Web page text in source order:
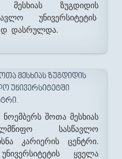
ზუგდიდის
უნივერსიტეტის
დასრულდა.
ᲛᲔᲡᲮᲘᲐᲡ ᲖᲣᲒᲓᲘᲓᲘᲡ
ᲣᲜᲘᲕᲔᲠᲡᲘᲢᲔᲢᲨᲘ
შოთა მესხიას
სასწავლო
კარიერის ცენტრი.
ყველა